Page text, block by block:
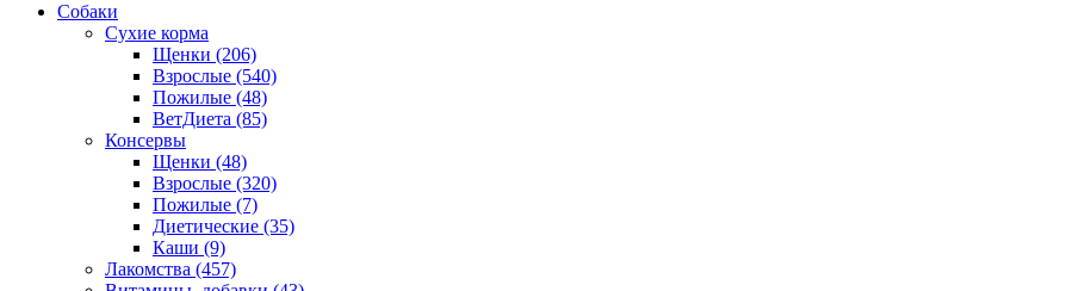
Собаки
Сухие корма
Щенки (206)
Взрослые (540)
Пожилые (48)
ВетДиета (85)
Консервы
Щенки (48)
Взрослые (320)
Пожилые (7)
Диетические (35)
Каши (9)
Лакомства (457)